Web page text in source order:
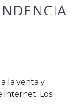
la venta y
internet. Los